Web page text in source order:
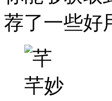
荐了一些好